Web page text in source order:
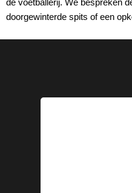
de voetballerij. We bespreken
doorgewinterde spits of een